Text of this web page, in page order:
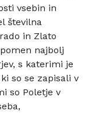
vsebin in
številna
in Zlato
najbolj
s katerimi je
so se zapisali v
so Poletje v